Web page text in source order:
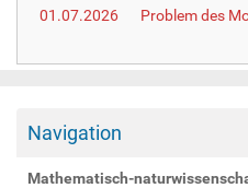
01.07.2026
Problem des
Navigation
Mathematisch-